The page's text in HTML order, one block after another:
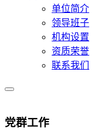
单位简介
领导班子
机构设置
资质荣誉
联系我们
党群工作